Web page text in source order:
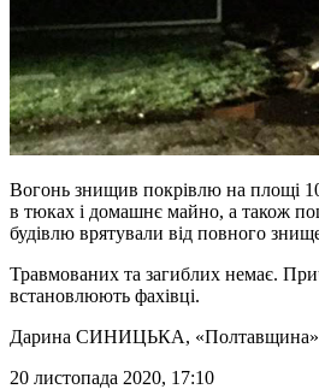
Вогонь знищив покрівлю на площі
в тюках і домашнє майно, а також
будівлю врятували від повного
Травмованих та загиблих немає.
встановлюють фахівці.
Дарина СИНИЦЬКА, «Полтавщина»
20 листопада 2020, 17:10